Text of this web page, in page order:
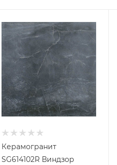
Керамогранит
SG614102R Виндзор